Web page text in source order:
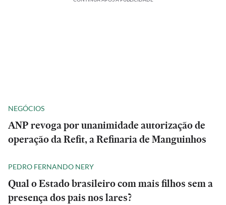
NEGÓCIOS
ANP revoga por unanimidade autorização de
operação da Refit, a Refinaria de Manguinhos
PEDRO FERNANDO NERY
Qual o Estado brasileiro com mais filhos sem a
presença dos pais nos lares?